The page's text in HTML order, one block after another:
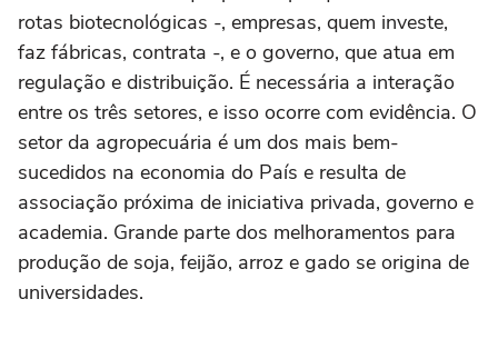
rotas biotecnológicas -, empresas, quem investe,
faz fábricas, contrata -, e o governo, que atua em
regulação e distribuição. É necessária a interação
entre os três setores, e isso ocorre com evidência. O
setor da agropecuária é um dos mais bem-
sucedidos na economia do País e resulta de
associação próxima de iniciativa privada, governo e
academia. Grande parte dos melhoramentos para
produção de soja, feijão, arroz e gado se origina de
universidades.